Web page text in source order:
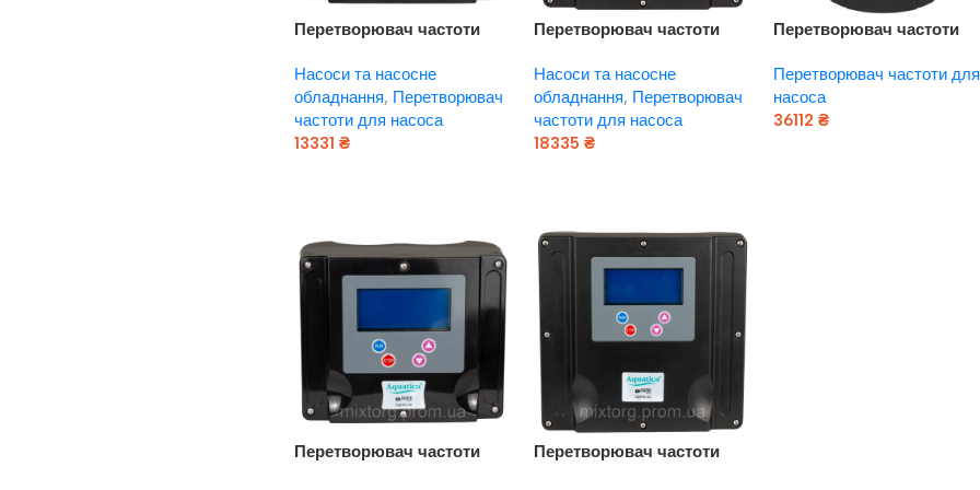
Перетворювач частоти
кВт з датчиком тиску
AQUATICA (779712)
Насоси та насосне
обладнання, Перетворювач
частоти для насоса
13331 ₴
Перетворювач частоти
кВт з датчиком тиску
AQUATICA (779715)
Насоси та насосне
обладнання, Перетворювач
частоти для насоса
18335 ₴
Перетворювач частоти
2.2кВт LEO 3.0 (779682)
Перетворювач частоти для
насоса
36112 ₴
Перетворювач частоти
Перетворювач частоти